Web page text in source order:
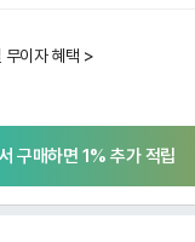
무이자 혜택 >
구매하면 1% 추가 적립